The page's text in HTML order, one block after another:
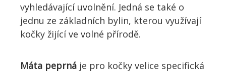
vyhledávající uvolnění. Jedná se také o
jednu ze základních bylin, kterou využívají
kočky žijící ve volné přírodě.
Máta peprná je pro kočky velice specifická